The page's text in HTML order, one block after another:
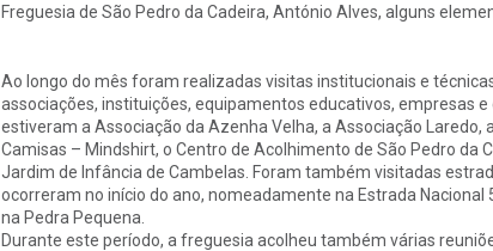
Freguesia de São Pedro da Cadeira, António Alves, alguns
Ao longo do mês foram realizadas visitas institucionais e
associações, instituições, equipamentos educativos, empresas
estiveram a Associação da Azenha Velha, a Associação Laredo,
Camisas – Mindshirt, o Centro de Acolhimento de São Pedro da
Jardim de Infância de Cambelas. Foram também visitadas
ocorreram no início do ano, nomeadamente na Estrada Nacional
na Pedra Pequena.
Durante este período, a freguesia acolheu também várias